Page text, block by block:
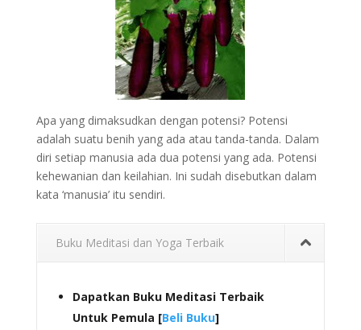
Apa yang dimaksudkan dengan potensi? Potensi
adalah suatu benih yang ada atau tanda-tanda. Dalam
diri setiap manusia ada dua potensi yang ada. Potensi
kehewanian dan keilahian. Ini sudah disebutkan dalam
kata ‘manusia’ itu sendiri.
Buku Meditasi dan Yoga Terbaik
Dapatkan Buku Meditasi Terbaik
Untuk Pemula [Beli Buku]